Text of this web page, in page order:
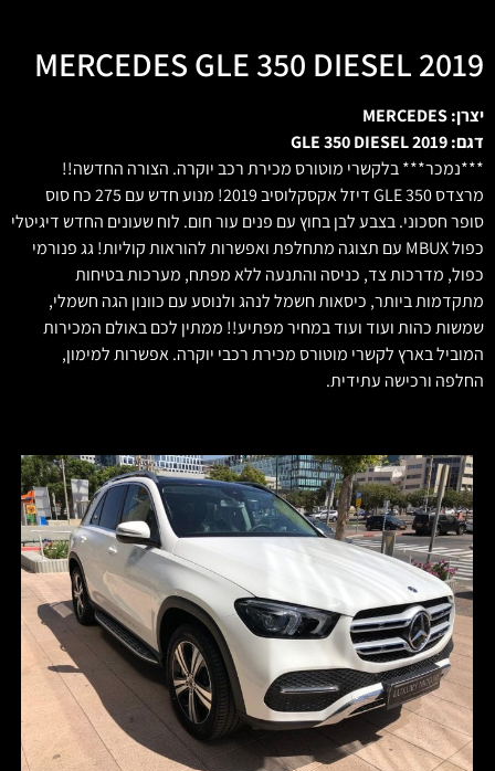
MERCEDES GLE 350 DIESEL 2019
יצרן: MERCEDES
דגם: GLE 350 DIESEL 2019
***נמכר*** בלקשרי מוטורס מכירת רכב יוקרה. הצורה החדשה!!
מרצדס GLE 350 דיזל אקסקלוסיב 2019! מנוע חדש עם 275 כח סוס
סופר חסכוני. בצבע לבן בחוץ עם פנים עור חום. לוח שעונים החדש דיגיטלי
כפול MBUX עם תצוגה מתחלפת ואפשרות להוראות קוליות! גג פנורמי
כפול, מדרכות צד, כניסה והתנעה ללא מפתח, מערכות בטיחות
מתקדמות ביותר, כיסאות חשמל לנהג ולנוסע עם כוונון הגה חשמלי,
שמשות כהות ועוד ועוד במחיר מפתיע!! ממתין לכם באולם המכירות
המוביל בארץ לקשרי מוטורס מכירת רכבי יוקרה. אפשרות למימון,
החלפה ורכישה עתידית.